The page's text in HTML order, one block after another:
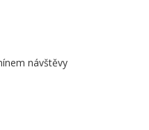
návštěvy